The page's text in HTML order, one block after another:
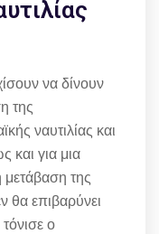
να δίνουν
της
ναυτιλίας και
και για μια
μετάβαση της
θα επιβαρύνει
ο